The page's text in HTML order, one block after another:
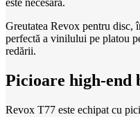
este necesară.
Greutatea Revox pentru disc,
perfectă a vinilului pe platou
redării.
Picioare high-end
Revox T77 este echipat cu